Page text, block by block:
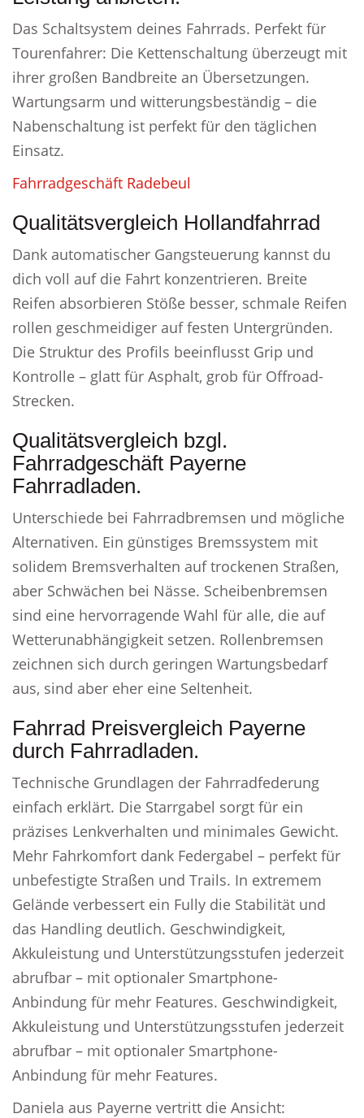
Das Schaltsystem deines Fahrrads. Perfekt für
Tourenfahrer: Die Kettenschaltung überzeugt mit
ihrer großen Bandbreite an Übersetzungen.
Wartungsarm und witterungsbeständig – die
Nabenschaltung ist perfekt für den täglichen
Einsatz.
Fahrradgeschäft Radebeul
Qualitätsvergleich Hollandfahrrad
Dank automatischer Gangsteuerung kannst du
dich voll auf die Fahrt konzentrieren. Breite
Reifen absorbieren Stöße besser, schmale Reifen
rollen geschmeidiger auf festen Untergründen.
Die Struktur des Profils beeinflusst Grip und
Kontrolle – glatt für Asphalt, grob für Offroad-
Strecken.
Qualitätsvergleich bzgl.
Fahrradgeschäft Payerne
Fahrradladen.
Unterschiede bei Fahrradbremsen und mögliche
Alternativen. Ein günstiges Bremssystem mit
solidem Bremsverhalten auf trockenen Straßen,
aber Schwächen bei Nässe. Scheibenbremsen
sind eine hervorragende Wahl für alle, die auf
Wetterunabhängigkeit setzen. Rollenbremsen
zeichnen sich durch geringen Wartungsbedarf
aus, sind aber eher eine Seltenheit.
Fahrrad Preisvergleich Payerne
durch Fahrradladen.
Technische Grundlagen der Fahrradfederung
einfach erklärt. Die Starrgabel sorgt für ein
präzises Lenkverhalten und minimales Gewicht.
Mehr Fahrkomfort dank Federgabel – perfekt für
unbefestigte Straßen und Trails. In extremem
Gelände verbessert ein Fully die Stabilität und
das Handling deutlich. Geschwindigkeit,
Akkuleistung und Unterstützungsstufen jederzeit
abrufbar – mit optionaler Smartphone-
Anbindung für mehr Features. Geschwindigkeit,
Akkuleistung und Unterstützungsstufen jederzeit
abrufbar – mit optionaler Smartphone-
Anbindung für mehr Features.
Daniela aus Payerne vertritt die Ansicht: